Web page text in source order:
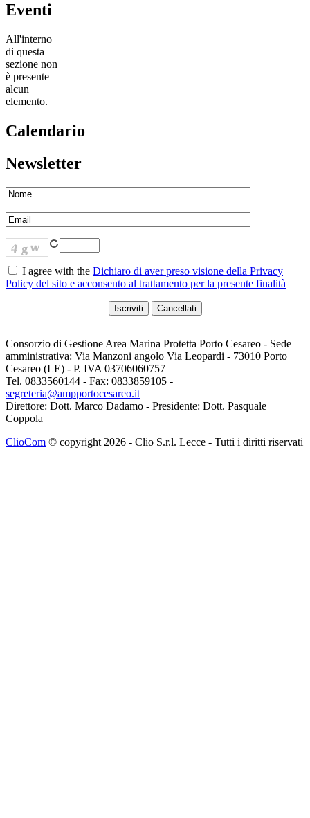
Eventi
All'interno
di questa
sezione non
è presente
alcun
elemento.
Calendario
Newsletter
I agree with the Dichiaro di aver preso visione della Privacy
Policy del sito e acconsento al trattamento per la presente finalità
Consorzio di Gestione Area Marina Protetta Porto Cesareo - Sede
amministrativa: Via Manzoni angolo Via Leopardi - 73010 Porto
Cesareo (LE) - P. IVA 03706060757
Tel. 0833560144 - Fax: 0833859105 -
segreteria@ampportocesareo.it
Direttore: Dott. Marco Dadamo - Presidente: Dott. Pasquale
Coppola
ClioCom © copyright 2026 - Clio S.r.l. Lecce - Tutti i diritti riservati